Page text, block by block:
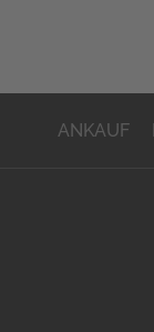
ANKAUF